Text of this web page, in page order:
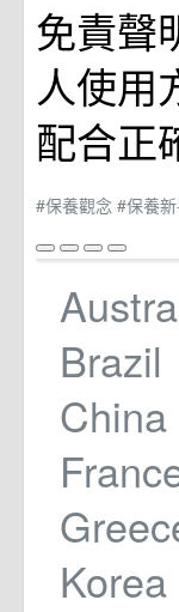
免責聲
人使用
配合正
#保養觀念 #保養
Brazil
China
Korea